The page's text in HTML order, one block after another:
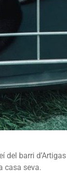
del barri
casa seva.